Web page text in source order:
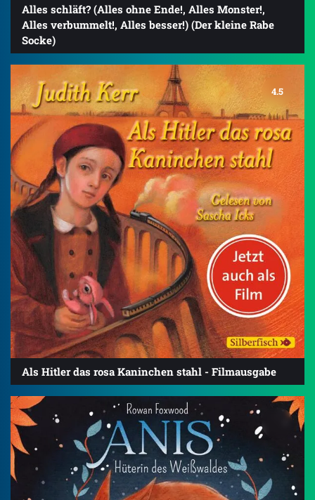
Alles schläft? (Alles ohne Ende!, Alles Monster!,
Alles verbummelt!, Alles besser!) (Der kleine Rabe
Socke)
4.5
Als Hitler das rosa Kaninchen stahl - Filmausgabe